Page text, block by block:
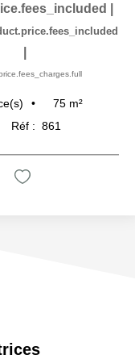
75 m²
Réf : 861